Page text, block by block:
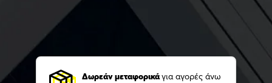
Δωρεάν μεταφορικάγια αγορές άνω